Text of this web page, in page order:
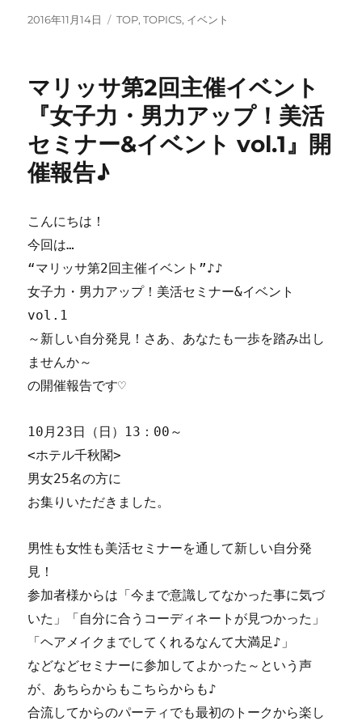
投
2016年11月14日
カ
ー
TOP,TOPICS, イベント
マリッサ第2回主催イベント
『女子力・男力アップ！美活
セミナー&イベント vol.1』開
催報告♪
こんにちは！
今回は…
“マリッサ第2回主催イベント”♪♪
女子力・男力アップ！美活セミナー&イベント
vol.1
～新しい自分発見！さあ、あなたも一歩を踏み出し
ませんか～
の開催報告です♡
10月23日（日）13：00～
<ホテル千秋閣>
男女25名の方に
お集りいただきました。
男性も女性も美活セミナーを通して新しい自分発
見！
参加者様からは「今まで意識してなかった事に気づ
いた」「自分に合うコーディネートが見つかった」
「ヘアメイクまでしてくれるなんて大満足♪」
などなどセミナーに参加してよかった～という声
が、あちらからもこちらからも♪
合流してからのパーティでも最初のトークから楽し